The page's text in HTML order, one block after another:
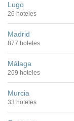
Lugo
26 hoteles
Madrid
877 hoteles
Málaga
269 hoteles
Murcia
33 hoteles